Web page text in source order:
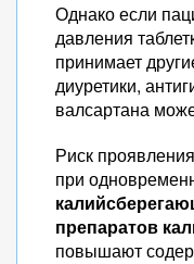
Однако если
давления
принимает
диуретики,
валсартана
Риск
при
препаратов
повышают